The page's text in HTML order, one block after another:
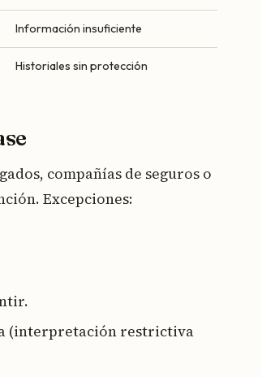
Información insuficiente
Historiales sin protección
compañías de seguros o
Excepciones:
(interpretación restrictiva